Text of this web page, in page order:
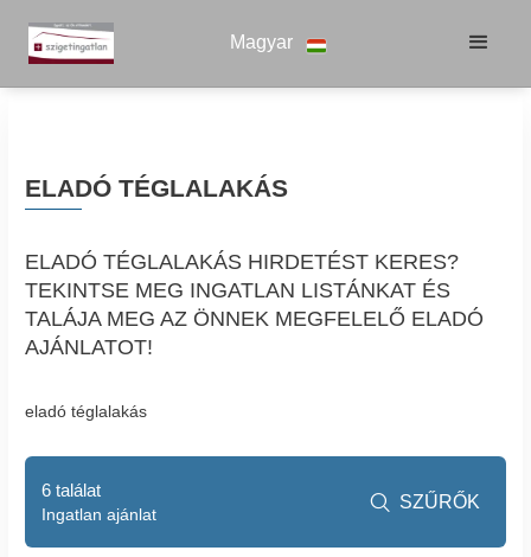
Magyar
ELADÓ TÉGLALAKÁS
ELADÓ TÉGLALAKÁS HIRDETÉST KERES?
TEKINTSE MEG INGATLAN LISTÁNKAT ÉS
TALÁJA MEG AZ ÖNNEK MEGFELELŐ ELADÓ
AJÁNLATOT!
eladó téglalakás
6 találat
Ingatlan ajánlat
 SZŰRŐK